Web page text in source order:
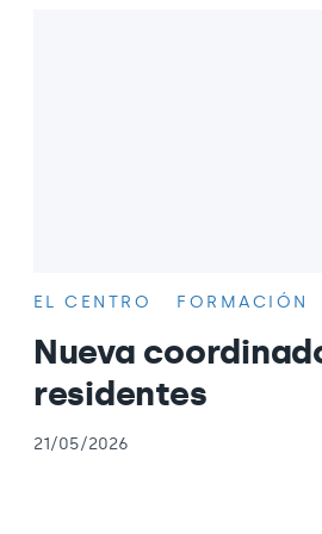
EL CENTRO FORMACIÓN
Nueva
residentes
21/05/2026